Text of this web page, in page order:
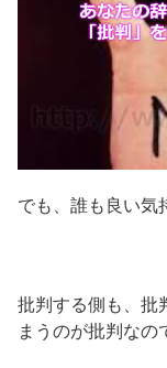
でも、誰も良い気
批判する側も、批
まうのが批判なの